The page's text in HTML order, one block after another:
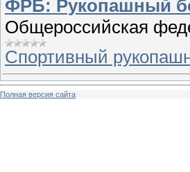
ФРБ: Рукопашный
Общероссийская
Спортивный
Полная версия сайта